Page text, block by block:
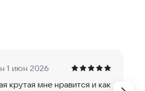
1 июн 2026
крутая мне нравится и как